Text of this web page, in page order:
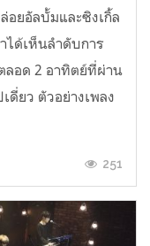
อยอัลบั้มและซิงเกิ้ล
ได้เห็นลำดับการ
ลอด 2 อาทิตย์ที่ผ่าน
ดี่ยว ตัวอย่างเพลง
251